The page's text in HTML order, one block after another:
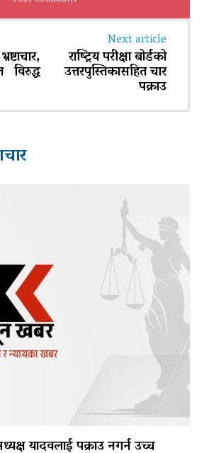
विरुद्ध
Next article
राष्ट्रिय परीक्षा बोर्डको
उत्तरपुस्तिकासहित चार
पक्राउ
यादवलाई पक्राउ नगर्न उच्च